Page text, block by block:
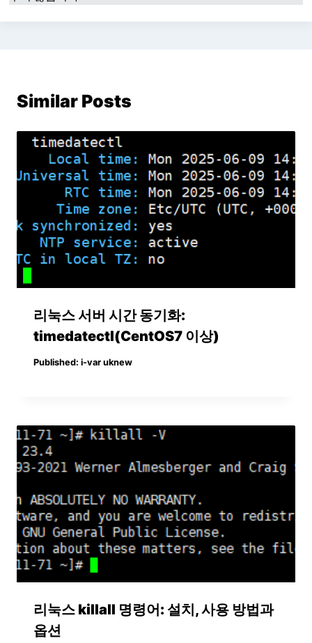
Similar Posts
리눅스 서버 시간 동기화:
timedatectl(CentOS7 이상)
Published: i-var uknew
리눅스 killall 명령어: 설치, 사용 방법과
옵션